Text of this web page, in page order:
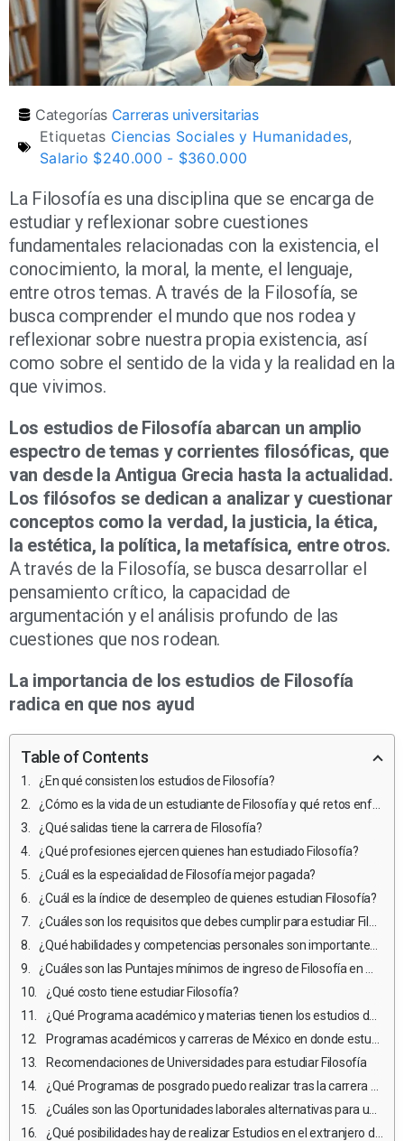
Categorías Carreras universitarias
Etiquetas Ciencias Sociales y Humanidades,
Salario $240.000 - $360.000
La Filosofía es una disciplina que se encarga de
estudiar y reflexionar sobre cuestiones
fundamentales relacionadas con la existencia, el
conocimiento, la moral, la mente, el lenguaje,
entre otros temas. A través de la Filosofía, se
busca comprender el mundo que nos rodea y
reflexionar sobre nuestra propia existencia, así
como sobre el sentido de la vida y la realidad en la
que vivimos.
Los estudios de Filosofía abarcan un amplio
espectro de temas y corrientes filosóficas, que
van desde la Antigua Grecia hasta la actualidad.
Los filósofos se dedican a analizar y cuestionar
conceptos como la verdad, la justicia, la ética,
la estética, la política, la metafísica, entre otros.
A través de la Filosofía, se busca desarrollar el
pensamiento crítico, la capacidad de
argumentación y el análisis profundo de las
cuestiones que nos rodean.
La importancia de los estudios de Filosofía
radica en que nos ayud
Table of Contents
¿En qué consisten los estudios de Filosofía?
¿Cómo es la vida de un estudiante de Filosofía y qué retos enfrentan?
¿Qué salidas tiene la carrera de Filosofía?
¿Qué profesiones ejercen quienes han estudiado Filosofía?
¿Cuál es la especialidad de Filosofía mejor pagada?
¿Cuál es la índice de desempleo de quienes estudian Filosofía?
¿Cuáles son los requisitos que debes cumplir para estudiar Filosofía en México?
¿Qué habilidades y competencias personales son importantes para estudiar y ejercer Filosofía?
¿Cuáles son las Puntajes mínimos de ingreso de Filosofía en México?
¿Qué costo tiene estudiar Filosofía?
¿Qué Programa académico y materias tienen los estudios de Filosofía en México?
Programas académicos y carreras de México en donde estudiar Filosofía
Recomendaciones de Universidades para estudiar Filosofía
¿Qué Programas de posgrado puedo realizar tras la carrera universitaria?
¿Cuáles son las Oportunidades laborales alternativas para un profesional de Filosofía que no desea ejercer?
¿Qué posibilidades hay de realizar Estudios en el extranjero durante la carrera de Filosofía?